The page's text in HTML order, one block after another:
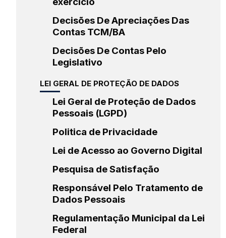
Decisões De Apreciações Das
Contas TCM/BA
Decisões De Contas Pelo
Legislativo
LEI GERAL DE PROTEÇÃO DE DADOS
Lei Geral de Proteção de Dados
Pessoais (LGPD)
Politica de Privacidade
Lei de Acesso ao Governo Digital
Pesquisa de Satisfação
Responsável Pelo Tratamento de
Dados Pessoais
Regulamentação Municipal da Lei
Federal